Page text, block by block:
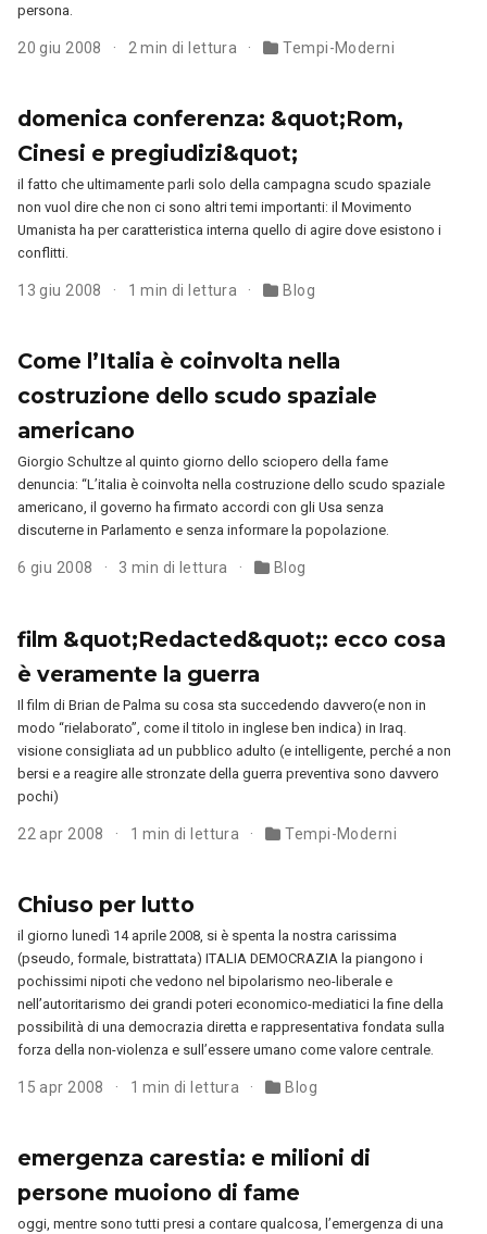
persona.
20 giu 2008 2 min di lettura Tempi-Moderni
domenica conferenza: &quot;Rom,
Cinesi e pregiudizi&quot;
il fatto che ultimamente parli solo della campagna scudo spaziale
non vuol dire che non ci sono altri temi importanti: il Movimento
Umanista ha per caratteristica interna quello di agire dove esistono i
conflitti.
13 giu 2008 1 min di lettura Blog
Come l’Italia è coinvolta nella
costruzione dello scudo spaziale
americano
Giorgio Schultze al quinto giorno dello sciopero della fame
denuncia: “L’italia è coinvolta nella costruzione dello scudo spaziale
americano, il governo ha firmato accordi con gli Usa senza
discuterne in Parlamento e senza informare la popolazione.
6 giu 2008 3 min di lettura Blog
film &quot;Redacted&quot;: ecco cosa
è veramente la guerra
Il film di Brian de Palma su cosa sta succedendo davvero(e non in
modo “rielaborato”, come il titolo in inglese ben indica) in Iraq.
visione consigliata ad un pubblico adulto (e intelligente, perché a non
bersi e a reagire alle stronzate della guerra preventiva sono davvero
pochi)
22 apr 2008 1 min di lettura Tempi-Moderni
Chiuso per lutto
il giorno lunedì 14 aprile 2008, si è spenta la nostra carissima
(pseudo, formale, bistrattata) ITALIA DEMOCRAZIA la piangono i
pochissimi nipoti che vedono nel bipolarismo neo-liberale e
nell’autoritarismo dei grandi poteri economico-mediatici la fine della
possibilità di una democrazia diretta e rappresentativa fondata sulla
forza della non-violenza e sull’essere umano come valore centrale.
15 apr 2008 1 min di lettura Blog
emergenza carestia: e milioni di
persone muoiono di fame
oggi, mentre sono tutti presi a contare qualcosa, l’emergenza di una